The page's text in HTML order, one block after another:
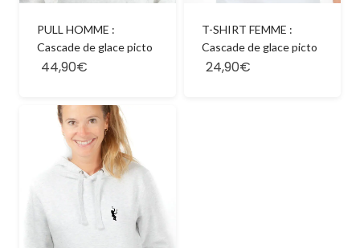
PULL HOMME :
Cascade de glace picto
44,90€
T-SHIRT FEMME :
Cascade de glace picto
24,90€